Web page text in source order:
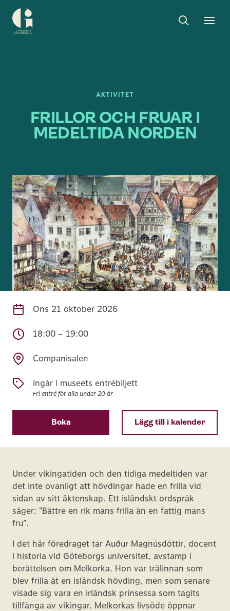
Göteborgs
Toggle
AKTIVITET
FRILLOR OCH FRUAR I
MEDELTIDA NORDEN
Ons 21 oktober 2026
18:00 – 19:00
Companisalen
Ingår i museets entrébiljett
Fri entré för alla under 20 år
Boka Lägg till i kalender
Under vikingatiden och den tidiga medeltiden var
det inte ovanligt att hövdingar hade en frilla vid
sidan av sitt äktenskap. Ett isländskt ordspråk
säger: ”Bättre en rik mans frilla än en fattig mans
fru”.
I det här föredraget tar Auður Magnúsdóttir, docent
i historia vid Göteborgs universitet, avstamp i
berättelsen om Melkorka. Hon var trälinnan som
blev frilla åt en isländsk hövding, men som senare
visade sig vara en irländsk prinsessa som tagits
tillfånga av vikingar. Melkorkas livsöde öppnar